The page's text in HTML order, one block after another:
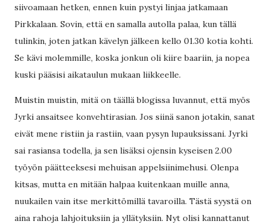
siivoamaan hetken, ennen kuin pystyi linjaa jatkamaan
Pirkkalaan. Sovin, että en samalla autolla palaa, kun tällä
tulinkin, joten jatkan kävelyn jälkeen kello 01.30 kotia kohti.
Se kävi molemmille, koska jonkun oli kiire baariin, ja nopea
kuski pääsisi aikataulun mukaan liikkeelle.
Muistin muistin, mitä on täällä blogissa luvannut, että myös
Jyrki ansaitsee konvehtirasian. Jos siinä sanon jotakin, sanat
eivät mene ristiin ja rastiin, vaan pysyn lupauksissani. Jyrki
sai rasiansa todella, ja sen lisäksi ojensin kyseisen 2.00
työyön päätteeksesi mehuisan appelsiinimehusi. Olenpa
kitsas, mutta en mitään halpaa kuitenkaan muille anna,
nuukailen vain itse merkittömillä tavaroilla. Tästä syystä on
aina rahoja lahjoituksiin ja yllätyksiin. Nyt olisi kannattanut